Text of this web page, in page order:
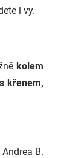
i vy.
kolem
křenem,
B.